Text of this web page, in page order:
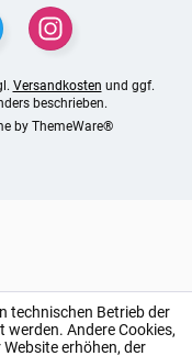
Versandkosten und ggf.
beschrieben.
by ThemeWare®
technischen Betrieb der
Andere Cookies,
erhöhen, der